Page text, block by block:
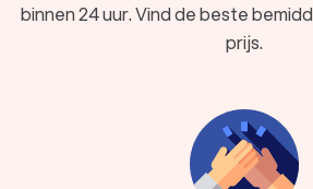
binnen 24 uur. Vind de beste
prijs.